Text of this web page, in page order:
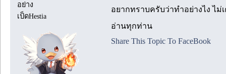
อย่าง
เป็ดHestia
อยากทราบครับว่าทำอย่างไง ไ
อ่านทุกท่าน
Share This Topic To FaceBook